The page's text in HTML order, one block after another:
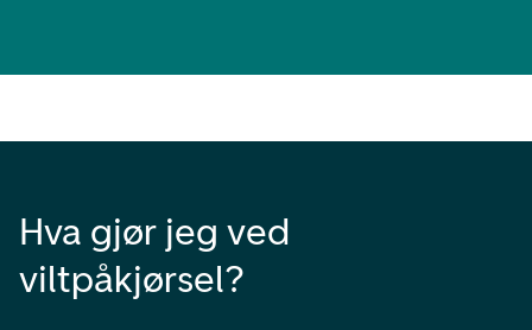
Hva gjør jeg ved
viltpåkjørsel?